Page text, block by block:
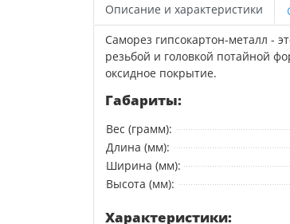
Описание и характеристики
Саморез гипсокартон-металл -
резьбой и головкой потайной
оксидное покрытие.
Габариты:
Вес (грамм):
Длина (мм):
Ширина (мм):
Высота (мм):
Характеристики: